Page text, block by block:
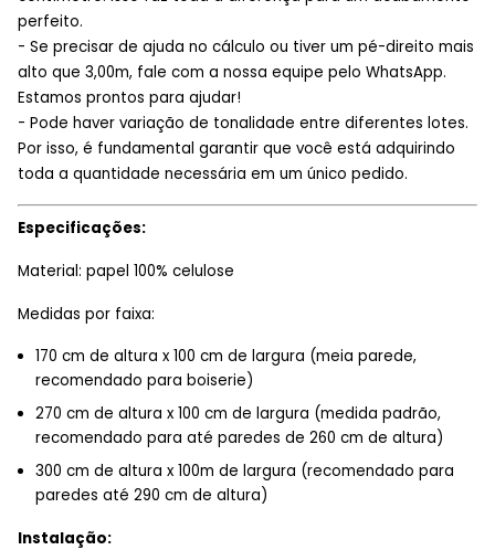
perfeito.
- Se precisar de ajuda no cálculo ou tiver um pé-direito mais
alto que 3,00m, fale com a nossa equipe pelo WhatsApp.
Estamos prontos para ajudar!
- Pode haver variação de tonalidade entre diferentes lotes.
Por isso, é fundamental garantir que você está adquirindo
toda a quantidade necessária em um único pedido.
Especificações:
Material: papel 100% celulose
Medidas por faixa:
170 cm de altura x 100 cm de largura (meia parede,
recomendado para boiserie)
270 cm de altura x 100 cm de largura (medida padrão,
recomendado para até paredes de 260 cm de altura)
300 cm de altura x 100m de largura (recomendado para
paredes até 290 cm de altura)
Instalação: